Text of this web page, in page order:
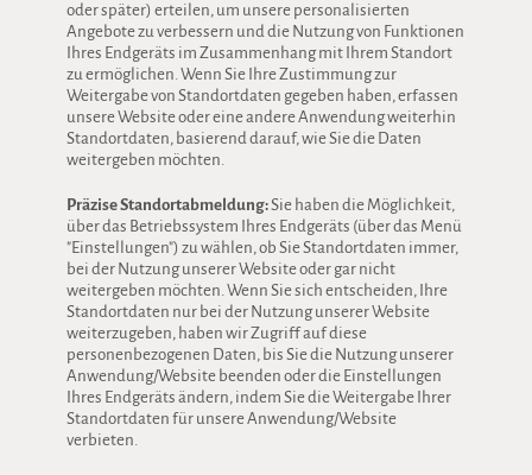
oder später) erteilen, um unsere personalisierten
Angebote zu verbessern und die Nutzung von Funktionen
Ihres Endgeräts im Zusammenhang mit Ihrem Standort
zu ermöglichen. Wenn Sie Ihre Zustimmung zur
Weitergabe von Standortdaten gegeben haben, erfassen
unsere Website oder eine andere Anwendung weiterhin
Standortdaten, basierend darauf, wie Sie die Daten
weitergeben möchten.
Präzise Standortabmeldung:Sie haben die Möglichkeit,
über das Betriebssystem Ihres Endgeräts (über das Menü
"Einstellungen") zu wählen, ob Sie Standortdaten immer,
bei der Nutzung unserer Website oder gar nicht
weitergeben möchten. Wenn Sie sich entscheiden, Ihre
Standortdaten nur bei der Nutzung unserer Website
weiterzugeben, haben wir Zugriff auf diese
personenbezogenen Daten, bis Sie die Nutzung unserer
Anwendung/Website beenden oder die Einstellungen
Ihres Endgeräts ändern, indem Sie die Weitergabe Ihrer
Standortdaten für unsere Anwendung/Website
verbieten.